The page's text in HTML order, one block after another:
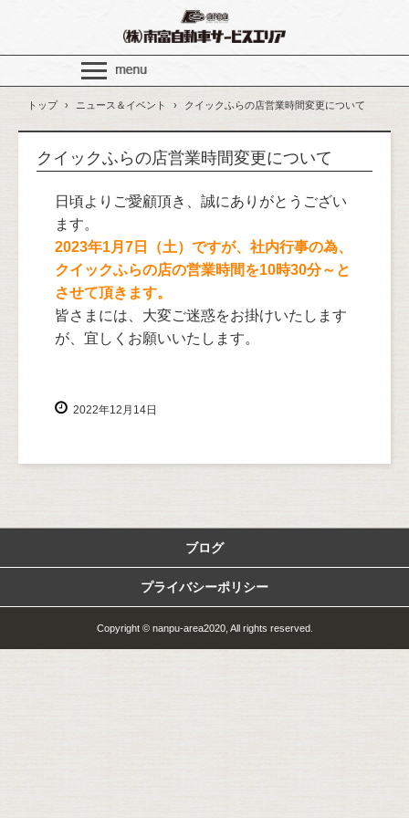
トップ › ニュース＆イベント › クイックふらの店営業時間変更について
クイックふらの店営業時間変更について
日頃よりご愛顧頂き、誠にありがとうござい
ます。
2023年1月7日（土）ですが、社内行事の為、
クイックふらの店の営業時間を10時30分～と
させて頂きます。
皆さまには、大変ご迷惑をお掛けいたします
が、宜しくお願いいたします。
2022年12月14日
ブログ
プライバシーポリシー
Copyright © nanpu-area2020, All rights reserved.